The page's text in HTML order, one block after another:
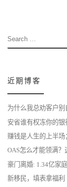
SEARCH
近期博客
为什么我总劝客户
安省谁有权冻你的
赚钱是人生的上半
OAS怎么才能领满
豪门离婚: 1.34亿家
新移民，填表拿福利